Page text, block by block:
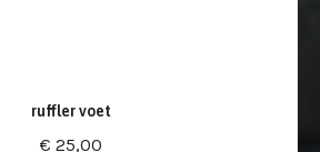
ruffler voet
€ 25,00